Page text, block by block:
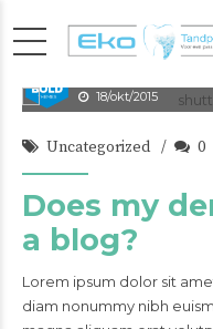
18/okt/2015
Uncategorized 0
Does my
a blog?
Lorem ipsum dolor sit
diam nonummy nibh